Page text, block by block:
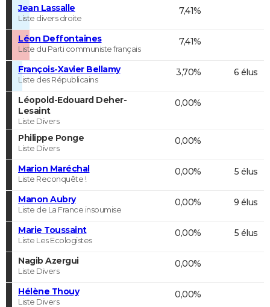
Jean Lassalle
Liste divers droite
7,41%
Léon Deffontaines
Liste du Parti communiste français
7,41%
François-Xavier Bellamy
Liste des Républicains
3,70% 6 élus
Léopold-Edouard Deher-
Lesaint
Liste Divers
0,00%
Philippe Ponge
Liste Divers
0,00%
Marion Maréchal
Liste Reconquête !
0,00% 5 élus
Manon Aubry
Liste de La France insoumise
0,00% 9 élus
Marie Toussaint
Liste Les Ecologistes
0,00% 5 élus
Nagib Azergui
Liste Divers
0,00%
Hélène Thouy
Liste Divers
0,00%